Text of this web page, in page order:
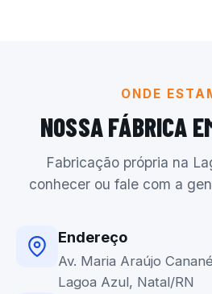
ONDE
NOSSA FÁBRICA
Fabricação própria na
conhecer ou fale com a
Endereço
Av. Maria Araújo
Lagoa Azul, Natal/RN